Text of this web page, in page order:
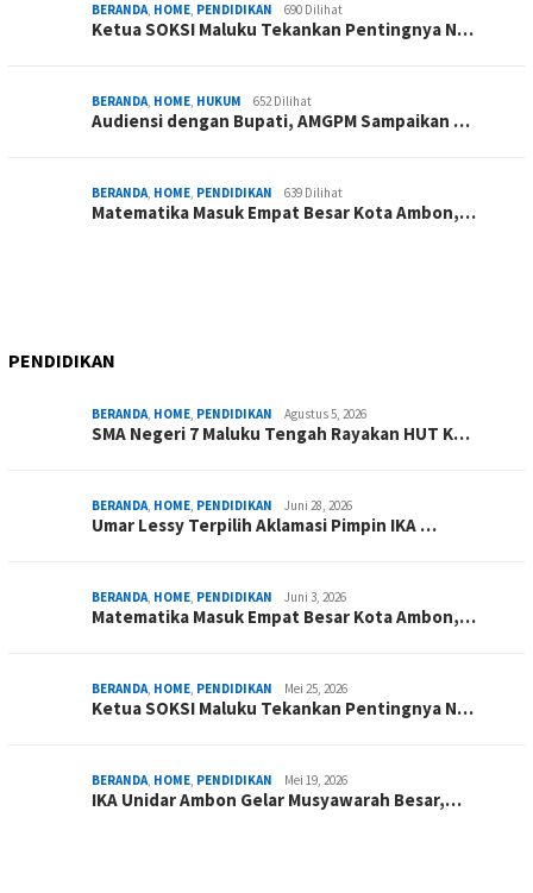
BERANDA, HOME, PENDIDIKAN 690 Dilihat
Ketua SOKSI Maluku Tekankan Pentingnya N…
BERANDA, HOME, HUKUM 652 Dilihat
Audiensi dengan Bupati, AMGPM Sampaikan …
BERANDA, HOME, PENDIDIKAN 639 Dilihat
Matematika Masuk Empat Besar Kota Ambon,…
PENDIDIKAN
BERANDA, HOME, PENDIDIKAN Agustus 5, 2026
SMA Negeri 7 Maluku Tengah Rayakan HUT K…
BERANDA, HOME, PENDIDIKAN Juni 28, 2026
Umar Lessy Terpilih Aklamasi Pimpin IKA …
BERANDA, HOME, PENDIDIKAN Juni 3, 2026
Matematika Masuk Empat Besar Kota Ambon,…
BERANDA, HOME, PENDIDIKAN Mei 25, 2026
Ketua SOKSI Maluku Tekankan Pentingnya N…
BERANDA, HOME, PENDIDIKAN Mei 19, 2026
IKA Unidar Ambon Gelar Musyawarah Besar,…